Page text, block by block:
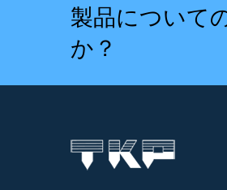
製品について
か？